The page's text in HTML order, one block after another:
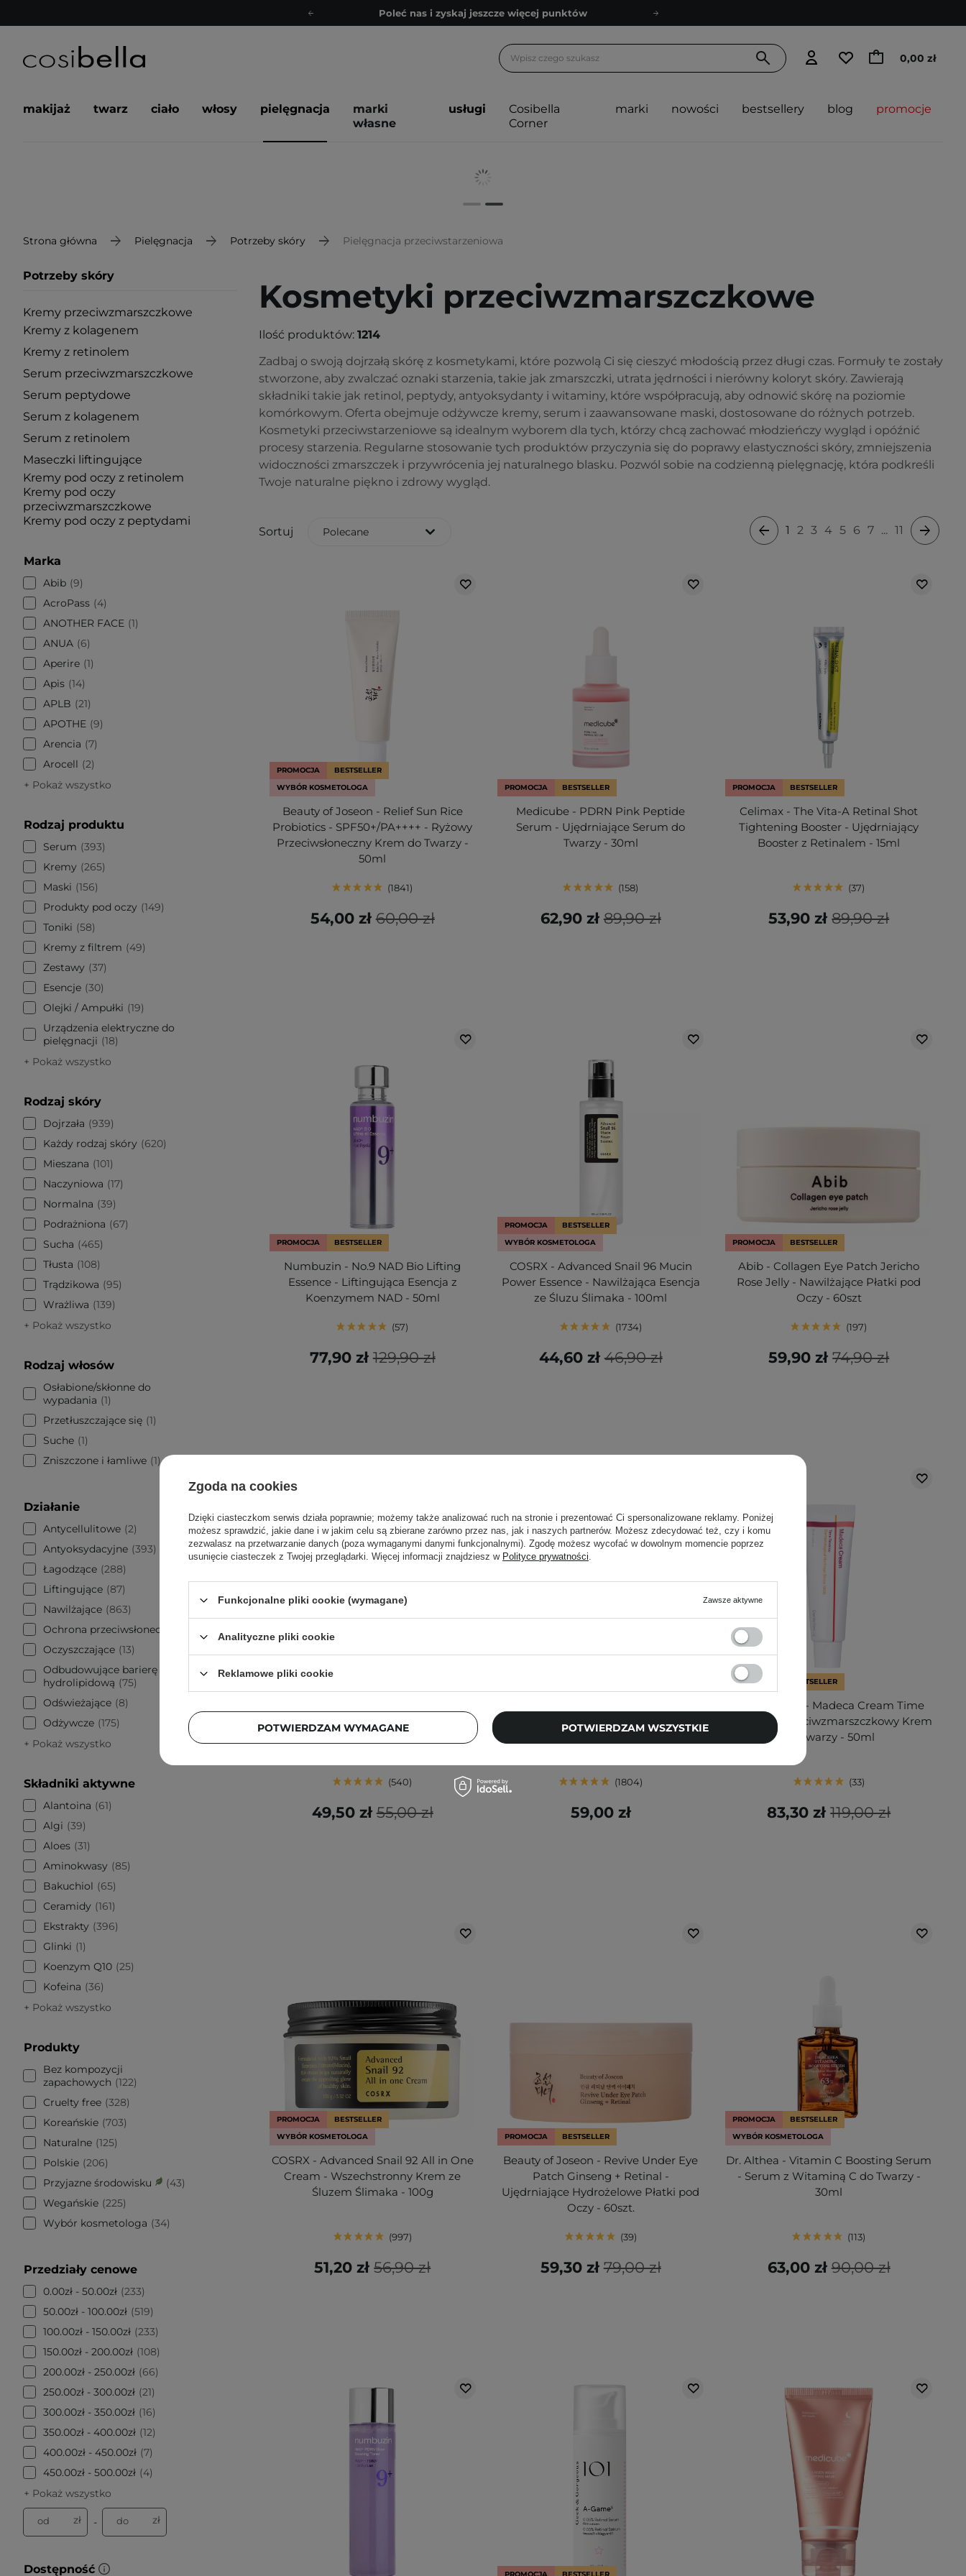
Bezpłatne konsultacje kosmetologiczne
Z nami to możliwe! Realizacja zamówienia do 24h.
Zapisz się na newsletter pełen porad
0,00 zł
makijaż twarz ciało włosy pielęgnacja
marki
własne
usługi
Cosibella
Corner
marki nowości bestsellery blog promocje
Strona główna Pielęgnacja Potrzeby skóry Pielęgnacja przeciwstarzeniowa
Potrzeby skóry
Kremy przeciwzmarszczkowe
Kremy z kolagenem
Kremy z retinolem
Serum przeciwzmarszczkowe
Serum peptydowe
Serum z kolagenem
Serum z retinolem
Maseczki liftingujące
Kremy pod oczy z retinolem
Kremy pod oczy
przeciwzmarszczkowe
Kremy pod oczy z peptydami
Marka
Abib 9
AcroPass
4
ANOTHER FACE 1
ANUA
6
Aperire 1
Apis 14
APLB
21
APOTHE 9
Arencia
7
Arocell
2
+ Pokaż wszystko
Rodzaj produktu
Serum
393
Kremy
265
Maski
156
Produkty pod oczy
149
Toniki
58
Kremy z filtrem
49
Zestawy
37
Esencje 30
Olejki / Ampułki
19
Urządzenia elektryczne do
pielęgnacji
18
+ Pokaż wszystko
Rodzaj skóry
Dojrzała
939
Każdy rodzaj skóry
620
Mieszana
101
Naczyniowa
17
Normalna
39
Podrażniona
67
Sucha
465
Tłusta
108
Trądzikowa
95
Wrażliwa
139
+ Pokaż wszystko
Rodzaj włosów
Osłabione/skłonne do
wypadania
1
Przetłuszczające się 1
Suche 1
Zniszczone i łamliwe 1
Działanie
Antycellulitowe 2
Antyoksydacyjne 393
Łagodzące 288
Liftingujące 87
Nawilżające 863
Ochrona przeciwsłoneczna
Oczyszczające 13
Odbudowujące barierę
hydrolipidową
75
Odświeżające 8
Odżywcze 175
+ Pokaż wszystko
Składniki aktywne
Alantoina
61
Algi
39
Aloes 31
Aminokwasy
85
Bakuchiol
65
Ceramidy
161
Ekstrakty
396
Glinki
1
Koenzym Q10 25
Kofeina
36
+ Pokaż wszystko
Produkty
Bez kompozycji
zapachowych
122
Cruelty free 328
Koreańskie 703
Naturalne 125
Polskie 206
Przyjazne środowisku
43
Wegańskie 225
Wybór kosmetologa
34
Przedziały cenowe
0.00zł - 50.00zł 233
50.00zł - 100.00zł 519
100.00zł - 150.00zł 233
150.00zł - 200.00zł 108
200.00zł - 250.00zł
66
250.00zł - 300.00zł 21
300.00zł - 350.00zł 16
350.00zł - 400.00zł 12
400.00zł - 450.00zł 7
450.00zł - 500.00zł
4
+ Pokaż wszystko
od zł - do zł
Dostępność
Kosmetyki przeciwzmarszczkowe
Ilość produktów: 1214
Zadbaj o swoją dojrzałą skórę z kosmetykami, które pozwolą Ci się cieszyć młodością przez długi czas. Formuły te zostały
stworzone, aby zwalczać oznaki starzenia, takie jak zmarszczki, utrata jędrności i nierówny koloryt skóry. Zawierają
składniki takie jak retinol, peptydy, antyoksydanty i witaminy, które współpracują, aby odnowić skórę na poziomie
komórkowym. Oferta obejmuje odżywcze kremy, serum i zaawansowane maski, dostosowane do różnych potrzeb.
Kosmetyki przeciwstarzeniowe są idealnym wyborem dla tych, którzy chcą zachować młodzieńczy wygląd i opóźnić
procesy starzenia. Regularne stosowanie tych produktów przyczynia się do poprawy elastyczności skóry, zmniejszenia
widoczności zmarszczek i przywrócenia jej naturalnego blasku. Pozwól sobie na codzienną pielęgnację, która podkreśli
Twoje naturalne piękno i zdrowy wygląd.
Sortuj Polecane 1 2 3 4 5 6 7 ... 11
PROMOCJA
BESTSELLER
WYBÓR KOSMETOLOGA
Beauty of Joseon - Relief Sun Rice
Probiotics - SPF50+/PA++++ - Ryżowy
Przeciwsłoneczny Krem do Twarzy -
50ml
1841
60,00 zł
54,00 zł
PROMOCJA BESTSELLER
Medicube - PDRN Pink Peptide
Serum - Ujędrniające Serum do
Twarzy - 30ml
158
89,90 zł
62,90 zł
PROMOCJA BESTSELLER
Celimax - The Vita-A Retinal Shot
Tightening Booster - Ujędrniający
Booster z Retinalem - 15ml
37
89,90 zł
53,90 zł
PROMOCJA BESTSELLER
Numbuzin - No.9 NAD Bio Lifting
Essence - Liftingująca Esencja z
Koenzymem NAD - 50ml
57
129,90 zł
77,90 zł
PROMOCJA
BESTSELLER
WYBÓR KOSMETOLOGA
COSRX - Advanced Snail 96 Mucin
Power Essence - Nawilżająca Esencja
ze Śluzu Ślimaka - 100ml
1734
46,90 zł
44,60 zł
PROMOCJA BESTSELLER
Abib - Collagen Eye Patch Jericho
Rose Jelly - Nawilżające Płatki pod
Oczy - 60szt
197
74,90 zł
59,90 zł
PROMOCJA
Przeciwzmarszczkowe Serum Pod
540
55,00 zł
49,50 zł
z 7% Kwasem Glikolowym - 240ml
1804
59,00 zł
PROMOCJA BESTSELLER
Centellian24 - Madeca Cream Time
Reverse - Przeciwzmarszczkowy Krem
do Twarzy - 50ml
33
119,00 zł
83,30 zł
PROMOCJA
BESTSELLER
WYBÓR KOSMETOLOGA
COSRX - Advanced Snail 92 All in One
Cream - Wszechstronny Krem ze
Śluzem Ślimaka - 100g
997
56,90 zł
51,20 zł
PROMOCJA BESTSELLER
Beauty of Joseon - Revive Under Eye
Patch Ginseng + Retinal -
Ujędrniające Hydrożelowe Płatki pod
Oczy - 60szt.
39
79,00 zł
59,30 zł
PROMOCJA
BESTSELLER
WYBÓR KOSMETOLOGA
Dr. Althea - Vitamin C Boosting Serum
- Serum z Witaminą C do Twarzy -
30ml
113
90,00 zł
63,00 zł
PROMOCJA BESTSELLER
Zgoda na cookies
Dzięki ciasteczkom serwis działa poprawnie; możemy także analizować ruch na stronie i prezentować Ci spersonalizowane reklamy. Poniżej
możesz sprawdzić, jakie dane i w jakim celu są zbierane zarówno przez nas, jak i naszych partnerów. Możesz zdecydować też, czy i komu
zezwalasz na przetwarzanie danych (poza wymaganymi danymi funkcjonalnymi). Zgodę możesz wycofać w dowolnym momencie poprzez
usunięcie ciasteczek z Twojej przeglądarki. Więcej informacji znajdziesz w Polityce prywatności.
Funkcjonalne pliki cookie (wymagane) Zawsze aktywne
Analityczne pliki cookie
Reklamowe pliki cookie
POTWIERDZAM WYMAGANE POTWIERDZAM WSZYSTKIE